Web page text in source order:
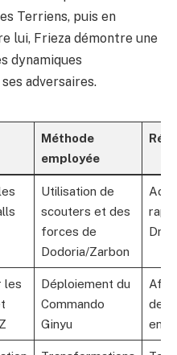
Terriens, puis en
lui, Frieza démontre une
dynamiques
adversaires.
Méthode
employée
Utilisation de
scouters et des
forces de
Dodoria/Zarbon
les
Déploiement du
Commando
Ginyu
des